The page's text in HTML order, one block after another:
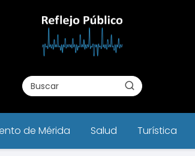
de Mérida Salud Turística